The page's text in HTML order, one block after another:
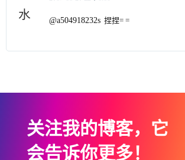
@a504918232s 捏捏= =
关注我的博客，它
会告诉你更多！